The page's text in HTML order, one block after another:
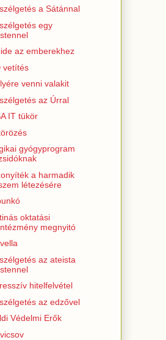
a Sátánnal
egy
az emberekhez
vetítés
venni valakit
az Úrral
IT tükör
gyógyprogram
a harmadik
létezésére
oktatási
megnyitó
az ateista
hitelfelvétel
az edzővel
Védelmi Erők